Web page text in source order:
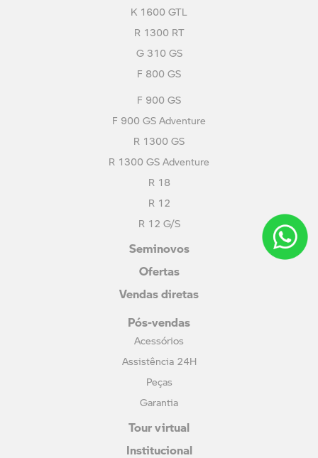
K 1600 GTL
R 1300 RT
G 310 GS
F 800 GS
F 900 GS
F 900 GS Adventure
R 1300 GS
R 1300 GS Adventure
R 18
R 12
R 12 G/S
Seminovos
Ofertas
Vendas diretas
Pós-vendas
Acessórios
Assistência 24H
Peças
Garantia
Tour virtual
Institucional